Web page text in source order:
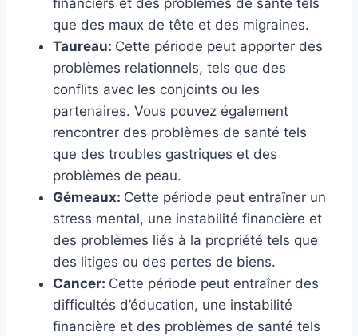
financiers et des problèmes de santé tels
que des maux de tête et des migraines.
Taureau: Cette période peut apporter des
problèmes relationnels, tels que des
conflits avec les conjoints ou les
partenaires. Vous pouvez également
rencontrer des problèmes de santé tels
que des troubles gastriques et des
problèmes de peau.
Gémeaux: Cette période peut entraîner un
stress mental, une instabilité financière et
des problèmes liés à la propriété tels que
des litiges ou des pertes de biens.
Cancer: Cette période peut entraîner des
difficultés d’éducation, une instabilité
financière et des problèmes de santé tels